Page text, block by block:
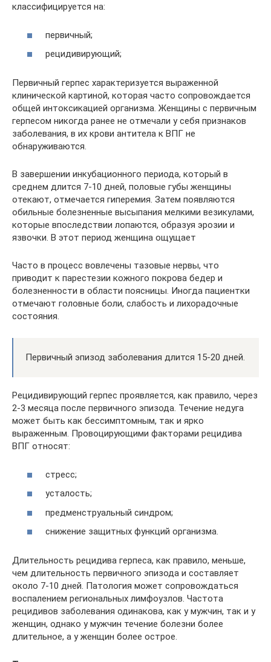
классифицируется на:
первичный;
рецидивирующий;
Первичный герпес характеризуется выраженной
клинической картиной, которая часто сопровождается
общей интоксикацией организма. Женщины с первичным
герпесом никогда ранее не отмечали у себя признаков
заболевания, в их крови антитела к ВПГ не
обнаруживаются.
В завершении инкубационного периода, который в
среднем длится 7-10 дней, половые губы женщины
отекают, отмечается гиперемия. Затем появляются
обильные болезненные высыпания мелкими везикулами,
которые впоследствии лопаются, образуя эрозии и
язвочки. В этот период женщина ощущает
Часто в процесс вовлечены тазовые нервы, что
приводит к парестезии кожного покрова бедер и
болезненности в области поясницы. Иногда пациентки
отмечают головные боли, слабость и лихорадочные
состояния.
Первичный эпизод заболевания длится 15-20 дней.
Рецидивирующий герпес проявляется, как правило, через
2-3 месяца после первичного эпизода. Течение недуга
может быть как бессимптомным, так и ярко
выраженным. Провоцирующими факторами рецидива
ВПГ относят:
стресс;
усталость;
предменструальный синдром;
снижение защитных функций организма.
Длительность рецидива герпеса, как правило, меньше,
чем длительность первичного эпизода и составляет
около 7-10 дней. Патология может сопровождаться
воспалением региональных лимфоузлов. Частота
рецидивов заболевания одинакова, как у мужчин, так и у
женщин, однако у мужчин течение болезни более
длительное, а у женщин более острое.